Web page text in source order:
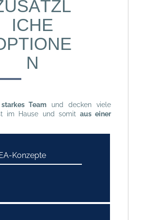
ICHE
N
starkes Team und decken viele
im Hause und somitaus einer
Konzepte